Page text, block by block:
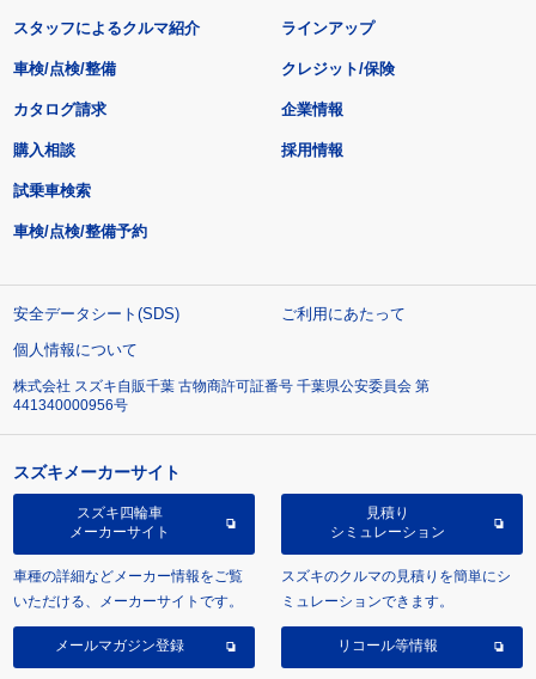
スタッフによるクルマ紹介 ラインアップ
車検/点検/整備 クレジット/保険
カタログ請求
購入相談
試乗車検索
車検/点検/整備予約
企業情報
採用情報
安全データシート(SDS)
ご利用にあたって
個人情報について
株式会社 スズキ自販千葉 古物商許可証番号 千葉県公安委員会 第
441340000956号
スズキメーカーサイト
スズキ四輪車
メーカーサイト
車種の詳細などメーカー情報をご覧
いただける、メーカーサイトです。
見積り
シミュレーション
スズキのクルマの見積りを簡単にシ
ミュレーションできます。
メールマガジン登録 リコール等情報